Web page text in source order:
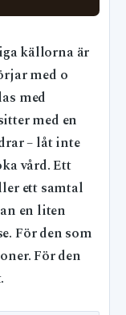
källorna är
med o
med
med en
– låt inte
vård. Ett
ett samtal
en liten
För den som
För den